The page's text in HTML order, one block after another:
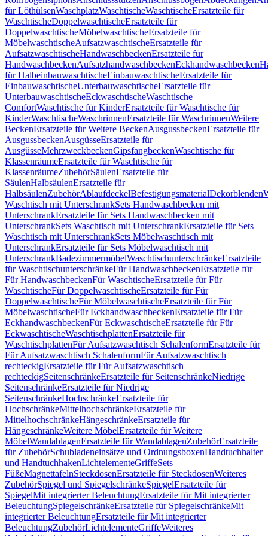
für LöthülsenWaschplatzWaschtischeWaschtischeErsatzteile für
WaschtischeDoppelwaschtischeErsatzteile für
DoppelwaschtischeMöbelwaschtischeErsatzteile für
MöbelwaschtischeAufsatzwaschtischeErsatzteile für
AufsatzwaschtischeHandwaschbeckenErsatzteile für
HandwaschbeckenAufsatzhandwaschbeckenEckhandwaschbecken
für HalbeinbauwaschtischeEinbauwaschtischeErsatzteile für
EinbauwaschtischeUnterbauwaschtischeErsatzteile für
UnterbauwaschtischeEckwaschtischeWaschtische
ComfortWaschtische für KinderErsatzteile für Waschtische für
KinderWaschtischeWaschrinnenErsatzteile für WaschrinnenWeitere
BeckenErsatzteile für Weitere BeckenAusgussbeckenErsatzteile für
AusgussbeckenAusgüsseErsatzteile für
AusgüsseMehrzweckbeckenGipsfangbeckenWaschtische für
KlassenräumeErsatzteile für Waschtische für
KlassenräumeZubehörSäulenErsatzteile für
SäulenHalbsäulenErsatzteile für
HalbsäulenZubehörAblaufdeckelBefestigungsmaterialDekorblenden
Waschtisch mit UnterschrankSets Handwaschbecken mit
UnterschrankErsatzteile für Sets Handwaschbecken mit
UnterschrankSets Waschtisch mit UnterschrankErsatzteile für Sets
Waschtisch mit UnterschrankSets Möbelwaschtisch mit
UnterschrankErsatzteile für Sets Möbelwaschtisch mit
UnterschrankBadezimmermöbelWaschtischunterschränkeErsatzteile
für WaschtischunterschränkeFür HandwaschbeckenErsatzteile für
Für HandwaschbeckenFür WaschtischeErsatzteile für Für
WaschtischeFür DoppelwaschtischeErsatzteile für Für
DoppelwaschtischeFür MöbelwaschtischeErsatzteile für Für
MöbelwaschtischeFür EckhandwaschbeckenErsatzteile für Für
EckhandwaschbeckenFür EckwaschtischeErsatzteile für Für
EckwaschtischeWaschtischplattenErsatzteile für
WaschtischplattenFür Aufsatzwaschtisch SchalenformErsatzteile für
Für Aufsatzwaschtisch SchalenformFür Aufsatzwaschtisch
rechteckigErsatzteile für Für Aufsatzwaschtisch
rechteckigSeitenschränkeErsatzteile für SeitenschränkeNiedrige
SeitenschränkeErsatzteile für Niedrige
SeitenschränkeHochschränkeErsatzteile für
HochschränkeMittelhochschränkeErsatzteile für
MittelhochschränkeHängeschränkeErsatzteile für
HängeschränkeWeitere MöbelErsatzteile für Weitere
MöbelWandablagenErsatzteile für WandablagenZubehörErsatzteile
für ZubehörSchubladeneinsätze und OrdnungsboxenHandtuchhalter
und HandtuchhakenLichtelementeGriffeSets
FüßeMagnettafelnSteckdosenErsatzteile für SteckdosenWeiteres
ZubehörSpiegel und SpiegelschränkeSpiegelErsatzteile für
SpiegelMit integrierter BeleuchtungErsatzteile für Mit integrierter
BeleuchtungSpiegelschränkeErsatzteile für SpiegelschränkeMit
integrierter BeleuchtungErsatzteile für Mit integrierter
BeleuchtungZubehörLichtelementeGriffeWeiteres